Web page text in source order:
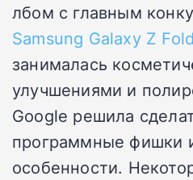
лбом с главным
Samsung Galaxy Z
занималась
улучшениями и
Google решила
программные фишки
особенности.